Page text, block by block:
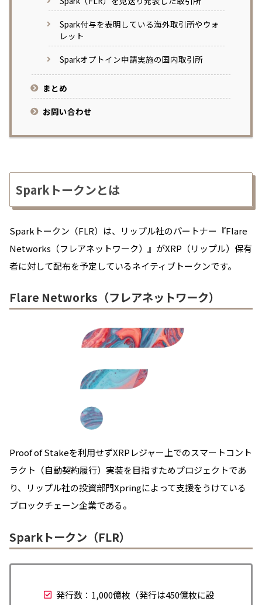
Spark付与を表明している海外取引所やウォ
レット
Sparkオプトイン申請実施の国内取引所
まとめ
お問い合わせ
Sparkトークンとは
Sparkトークン（FLR）は、リップル社のパートナー『Flare
Networks（フレアネットワーク）』がXRP（リップル）保有
者に対して配布を予定しているネイティブトークンです。
Flare Networks（フレアネットワーク）
Proof of Stakeを利用せずXRPレジャー上でのスマートコント
ラクト（自動契約履行）実装を目指すためプロジェクトであ
り、リップル社の投資部門Xpringによって支援をうけている
ブロックチェーン企業である。
Sparkトークン（FLR）
発行数：1,000億枚（発行は450億枚に設